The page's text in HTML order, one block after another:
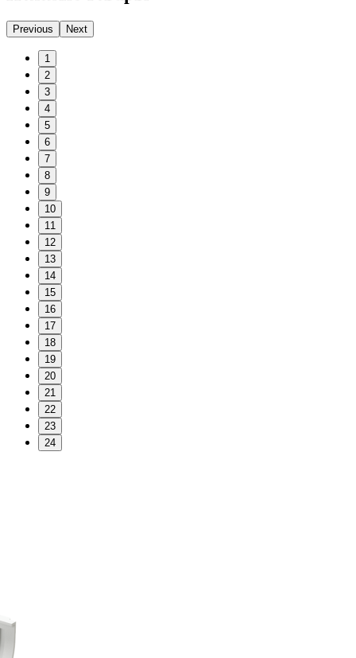
Previous Next
1
2
3
4
5
6
7
8
9
10
11
12
13
14
15
16
17
18
19
20
21
22
23
24